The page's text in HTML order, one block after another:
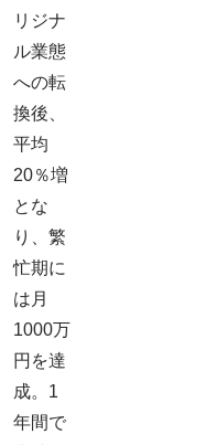
リジナ
ル業態
への転
換後、
平均
20％増
とな
り、繁
忙期に
は月
1000万
円を達
成。1
年間で